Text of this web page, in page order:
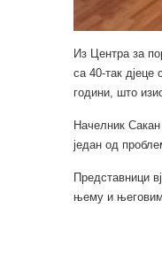
Из Центра за
са 40-так дјеце
години, што
Начелник
један од
Представници
њему и